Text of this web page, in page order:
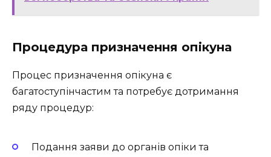
Процедура призначення опікуна
Процес призначення опікуна є
багатоступінчастим та потребує дотримання
ряду процедур:
Подання заяви до органів опіки та